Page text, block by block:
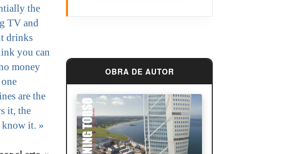
the
TV and
drinks
you can
money
are the
it, the
know it. »
OBRA DE AUTOR